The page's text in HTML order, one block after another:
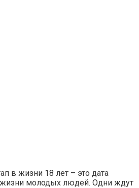
в жизни 18 лет – это дата
молодых людей. Одни ждут